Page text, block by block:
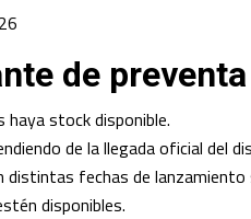
de preventa
stock disponible.
de la llegada oficial del
distintas fechas de lanzamiento
disponibles.